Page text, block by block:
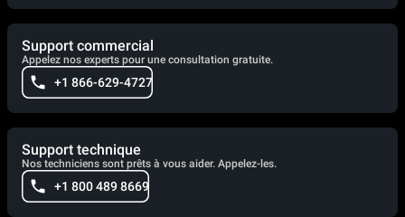
Support commercial
Appelez nos experts pour une consultation gratuite.
+1 866-629-4727
Support technique
Nos techniciens sont prêts à vous aider. Appelez-les.
+1 800 489 8669